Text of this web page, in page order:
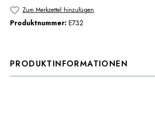
Zum Merkzettel hinzufügen
Produktnummer: E732
PRODUKTINFORMATIONEN